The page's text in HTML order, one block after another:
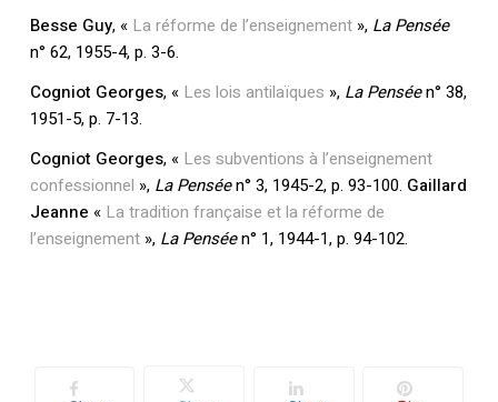
Besse Guy, « La réforme de l’enseignement», La Pensée
n° 62, 1955-4, p. 3-6.
Cogniot Georges, « Les lois antilaïques », La Penséen° 38,
1951-5, p. 7-13.
Cogniot Georges, « Les subventions à l’enseignement
confessionnel », La Penséen° 3, 1945-2, p. 93-100. Gaillard
Jeanne « La tradition française et la réforme de
l’enseignement», La Penséen° 1, 1944-1, p. 94-102.